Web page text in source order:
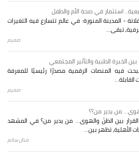
استثمار في صحة الأم والطفل
- المدينة المنورة: في عالم تتسارع فيه التغيرات
تبقى...
صميم
الخبرة الطبية والتأثير المجتمعي
فيه المنصات الرقمية مصدرًا رئيسيًا للمعرفة
القابلة...
صميم
من يدير من؟؟
بين الظنّ والهوى… من يدير من؟ في المشهد
الأهلية، تظهر بين...
منال سالم